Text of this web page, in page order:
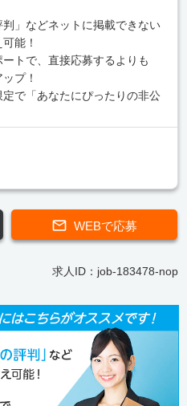
」などネットに掲載できない
能！
トで、直接応募するよりも
プ！
で「あなたにぴったりの非公
WEBで応募
求人ID：job-183478-nop